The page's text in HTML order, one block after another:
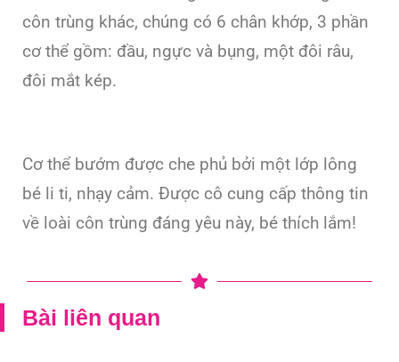
côn trùng khác, chúng có 6 chân khớp, 3 phần
cơ thể gồm: đầu, ngực và bụng, một đôi râu,
đôi mắt kép.
Cơ thể bướm được che phủ bởi một lớp lông
bé li ti, nhạy cảm. Được cô cung cấp thông tin
về loài côn trùng đáng yêu này, bé thích lắm!
Bài liên quan